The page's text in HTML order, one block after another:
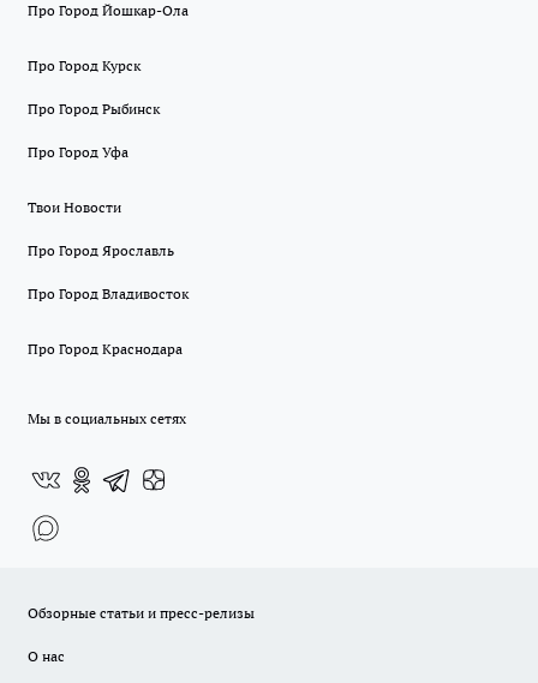
Про Город Йошкар-Ола
Про Город Курск
Про Город Рыбинск
Про Город Уфа
Твои Новости
Про Город Ярославль
Про Город Владивосток
Про Город Краснодара
Мы в социальных сетях
Обзорные статьи и пресс-релизы
О нас